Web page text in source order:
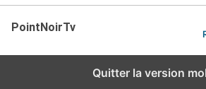
PointNoirTv
Quitter la version